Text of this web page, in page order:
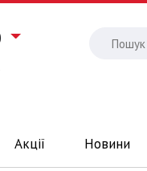
Акції Новини